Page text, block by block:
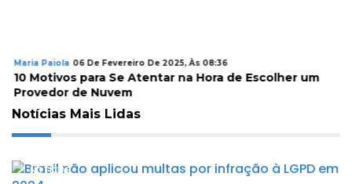
Maria Paiola 06 De Fevereiro De 2025, Às 08:36
10 Motivos para Se Atentar na Hora de Escolher um
Provedor de Nuvem
Notícias Mais Lidas
NOTÍCIAS